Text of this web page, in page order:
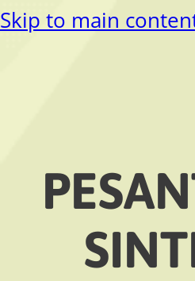
Skip to main